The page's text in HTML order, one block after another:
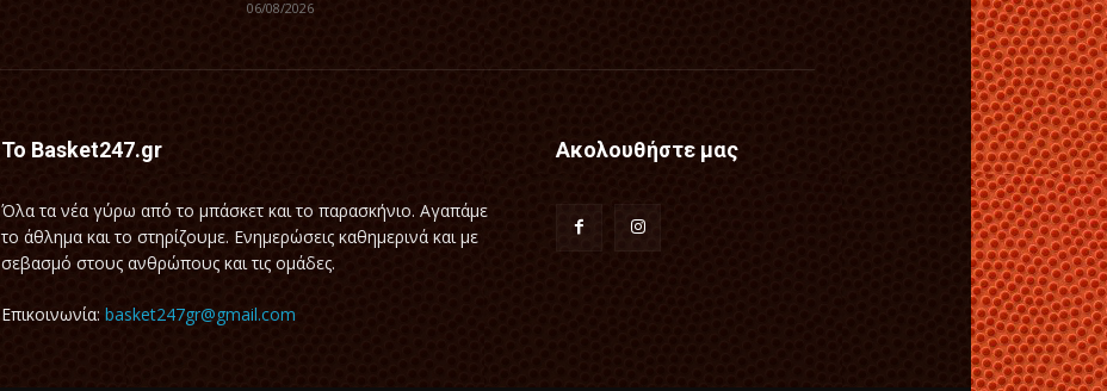
06/08/2026
Το Basket247.gr
Όλα τα νέα γύρω απ΄ό το μπάσκετ και το παρασκήνιο. Αγαπάμε
το άθλημα και το στηρίζουμε. Ενημερώσεις καθημερινά και με
σεβασμό στους ανθρώπους και τις ομάδες.
Επικοινωνία: basket247gr@gmail.com
Ακολουθήστε μας